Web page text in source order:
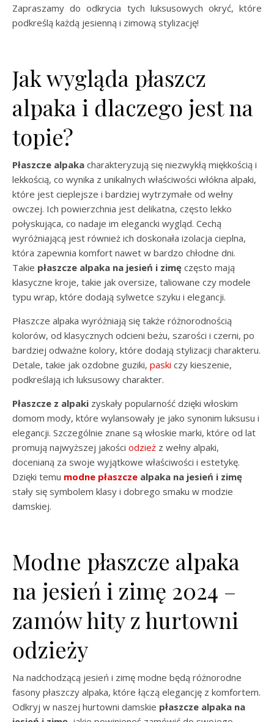
Zapraszamy do odkrycia tych luksusowych okryć, które
podkreślą każdą jesienną i zimową stylizację!
Jak wygląda płaszcz
alpaka i dlaczego jest na
topie?
Płaszcze alpaka charakteryzują się niezwykłą miękkością i
lekkością, co wynika z unikalnych właściwości włókna alpaki,
które jest cieplejsze i bardziej wytrzymałe od wełny
owczej. Ich powierzchnia jest delikatna, często lekko
połyskująca, co nadaje im elegancki wygląd. Cechą
wyróżniającą jest również ich doskonała izolacja cieplna,
która zapewnia komfort nawet w bardzo chłodne dni.
Takie płaszcze alpaka na jesień i zimę często mają
klasyczne kroje, takie jak oversize, taliowane czy modele
typu wrap, które dodają sylwetce szyku i elegancji.
Płaszcze alpaka wyróżniają się także różnorodnością
kolorów, od klasycznych odcieni beżu, szarości i czerni, po
bardziej odważne kolory, które dodają stylizacji charakteru.
Detale, takie jak ozdobne guziki, paski czy kieszenie,
podkreślają ich luksusowy charakter.
Płaszcze z alpaki zyskały popularność dzięki włoskim
domom mody, które wylansowały je jako synonim luksusu i
elegancji. Szczególnie znane są włoskie marki, które od lat
promują najwyższej jakości odzież z wełny alpaki,
docenianą za swoje wyjątkowe właściwości i estetykę.
Dzięki temu modne płaszcze alpaka na jesień i zimę
stały się symbolem klasy i dobrego smaku w modzie
damskiej.
Modne płaszcze alpaka
na jesień i zimę 2024 –
zamów hity z hurtowni
odzieży
Na nadchodzącą jesień i zimę modne będą różnorodne
fasony płaszczy alpaka, które łączą elegancję z komfortem.
Odkryj w naszej hurtowni damskie płaszcze alpaka na